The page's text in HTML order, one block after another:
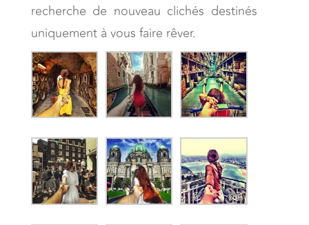
recherche de nouveau clichés destinés
uniquement à vous faire rêver.